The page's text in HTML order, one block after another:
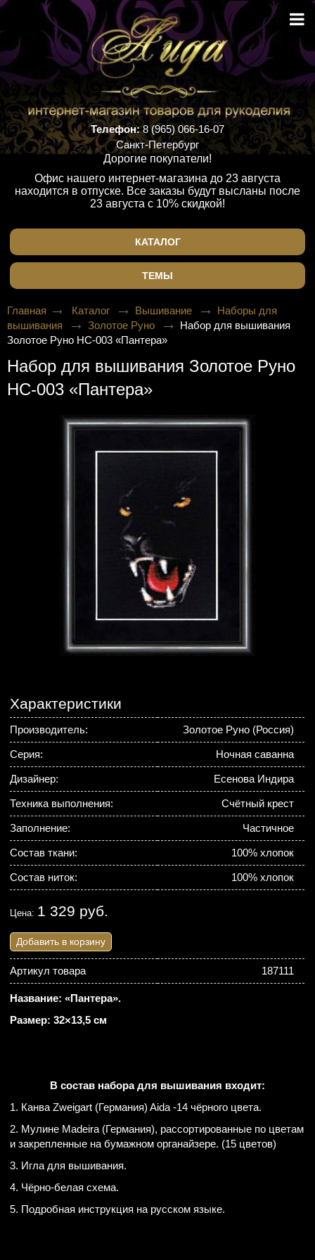
Телефон:8 (965) 066-16-07
Санкт-Петербург
Дорогие покупатели!
Офис нашего интернет-магазина до 23 августа
находится в отпуске. Все заказы будут высланы после
23 августа с 10% скидкой!
КАТАЛОГ
ТЕМЫ
Главная Каталог Вышивание
Наборы для
вышивания
Золотое Руно
Набор для вышивания
Золотое Руно НС-003 «Пантера»
Набор для вышивания Золотое Руно
НС-003 «Пантера»
Характеристики
Производитель: Золотое Руно (Россия)
Серия: Ночная саванна
Дизайнер: Есенова Индира
Техника выполнения: Счётный крест
Заполнение: Частичное
Состав ткани: 100% хлопок
Состав ниток: 100% хлопок
Цена: 1 329 руб.
Добавить в корзину
Артикул товара 187111
Название: «Пантера».
Размер: 32×13,5 см
В состав набора для вышивания входит:
1. Канва Zweigart (Германия) Aida -14 чёрного цвета.
2. Мулине Madeira (Германия), рассортированные по цветам
и закрепленные на бумажном органайзере. (15 цветов)
3. Игла для вышивания.
4. Чёрно-белая схема.
5. Подробная инструкция на русском языке.